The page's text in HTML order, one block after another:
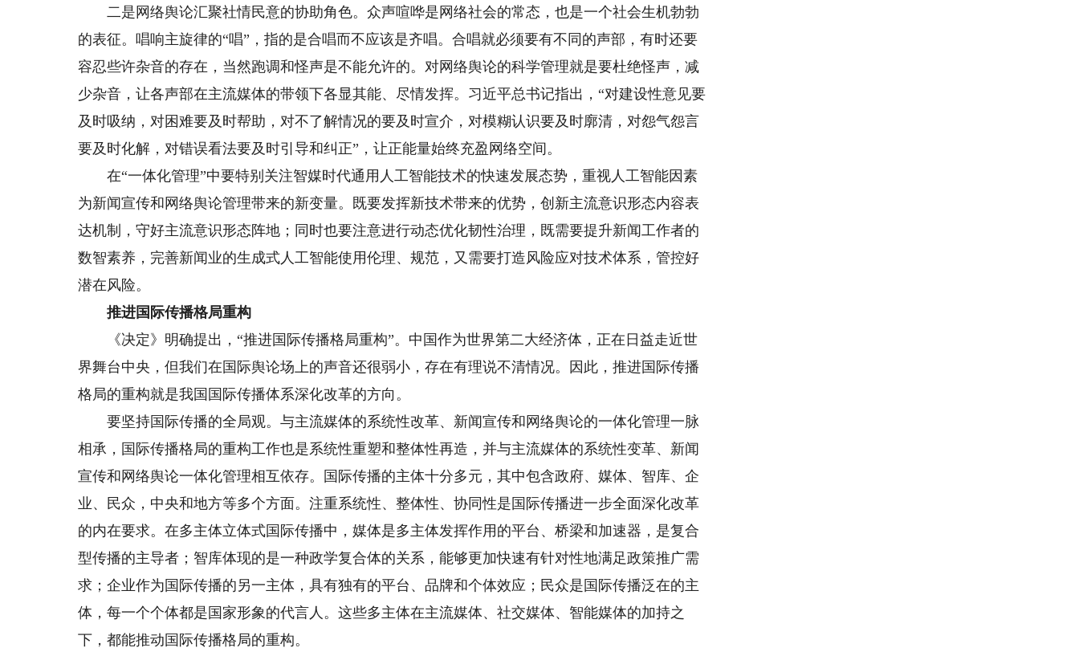
二是网络舆论汇聚社情民意的协助角色。众声喧哗是网络社会的常态，也是一个社会生机勃勃
的表征。唱响主旋律的“唱”，指的是合唱而不应该是齐唱。合唱就必须要有不同的声部，有时还要
容忍些许杂音的存在，当然跑调和怪声是不能允许的。对网络舆论的科学管理就是要杜绝怪声，减
少杂音，让各声部在主流媒体的带领下各显其能、尽情发挥。习近平总书记指出，“对建设性意见要
及时吸纳，对困难要及时帮助，对不了解情况的要及时宣介，对模糊认识要及时廓清，对怨气怨言
要及时化解，对错误看法要及时引导和纠正”，让正能量始终充盈网络空间。
在“一体化管理”中要特别关注智媒时代通用人工智能技术的快速发展态势，重视人工智能因素
为新闻宣传和网络舆论管理带来的新变量。既要发挥新技术带来的优势，创新主流意识形态内容表
达机制，守好主流意识形态阵地；同时也要注意进行动态优化韧性治理，既需要提升新闻工作者的
数智素养，完善新闻业的生成式人工智能使用伦理、规范，又需要打造风险应对技术体系，管控好
潜在风险。
推进国际传播格局重构
《决定》明确提出，“推进国际传播格局重构”。中国作为世界第二大经济体，正在日益走近世
界舞台中央，但我们在国际舆论场上的声音还很弱小，存在有理说不清情况。因此，推进国际传播
格局的重构就是我国国际传播体系深化改革的方向。
要坚持国际传播的全局观。与主流媒体的系统性改革、新闻宣传和网络舆论的一体化管理一脉
相承，国际传播格局的重构工作也是系统性重塑和整体性再造，并与主流媒体的系统性变革、新闻
宣传和网络舆论一体化管理相互依存。国际传播的主体十分多元，其中包含政府、媒体、智库、企
业、民众，中央和地方等多个方面。注重系统性、整体性、协同性是国际传播进一步全面深化改革
的内在要求。在多主体立体式国际传播中，媒体是多主体发挥作用的平台、桥梁和加速器，是复合
型传播的主导者；智库体现的是一种政学复合体的关系，能够更加快速有针对性地满足政策推广需
求；企业作为国际传播的另一主体，具有独有的平台、品牌和个体效应；民众是国际传播泛在的主
体，每一个个体都是国家形象的代言人。这些多主体在主流媒体、社交媒体、智能媒体的加持之
下，都能推动国际传播格局的重构。